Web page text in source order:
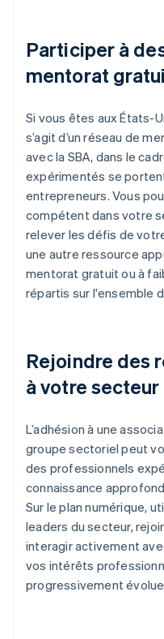
Participer à
mentorat
Si vous êtes aux États-
s’agit d’un réseau de
avec la SBA, dans le
expérimentés se
entrepreneurs. Vous
compétent dans votre
relever les défis de
une autre ressource
mentorat gratuit ou à
répartis sur l'ensemble
Rejoindre des
à votre secteur
L’adhésion à une
groupe sectoriel peut
des professionnels
connaissance
Sur le plan numérique,
leaders du secteur,
interagir activement
vos intérêts
progressivement